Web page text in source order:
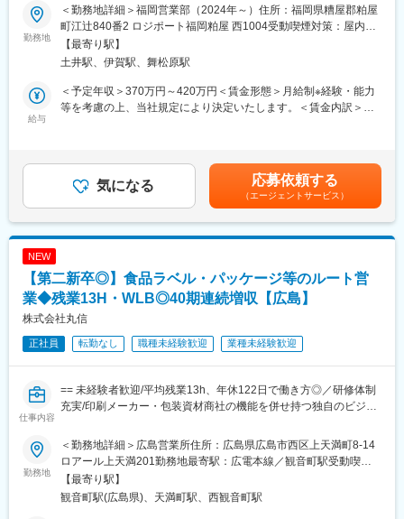
・食品検査、食品衛生サービス
・補助金コンサル
・ブランディング・広報PR支援 など
入社後は、本社にて約1か月半の研修プログラムを実施します。扱
う商材やサービス、業界知識、営業の基本までを基礎から学べる
き、段階的に独り立ちを目指します。未経験からスタートし、第
一線で活躍している社員も多数在籍しています。
◇「食」を支える業界での幅広い知識・スキル
◇多様な商材・サービスの提案力
◇携わった製品が店頭に並ぶやりがい
変更の範囲：会社の定める業務
■業務概要
食品ラベルやパッケージの企画提案、製造、包装資材の販売を主
な事業として全国展開をしている当社にて、営業職としてご活躍
いただきます。
※営業未経験の方も集合研修やOJTにてしっかりサポートいたしま
す。
食品向けの販促シールや飲料用ラベル、お土産品・化粧品などの
パッケージ（紙箱）やギフトボックスを提案します。受注後は社
内のデザイナーや工場スタッフと連携し、製品を形にしていきま
ーパーへ卸販売します。併せて洗剤・アルコール・作業服などの
衛生商材も提案します。
社内の専門スタッフと連携し、課題のヒアリングから提案・受
・商品撮影、動画撮影・編集
・人材採用支援
・食品検査、食品衛生サービス
・補助金コンサル
・ブランディング・広報PR支援 など
勤務地
＜勤務地詳細＞福岡営業部（2024年～）住所：福岡県糟屋郡粕屋
町江辻840番2 ロジポート福岡粕屋 西1004受動喫煙対策：屋内喫
煙可能場所あり変更の範囲：会社の定める事業所（リモートワー
ク含む）
【最寄り駅】
土井駅、伊賀駅、舞松原駅
給与
＜予定年収＞370万円～420万円＜賃金形態＞月給制※経験・能力
等を考慮の上、当社規定により決定いたします。＜賃金内訳＞月
＞237,590円～270,100円（一律手当を含む）＜昇給有無＞有＜残
業手当＞有＜給与補足＞■昇給：年1回(2,000円～8,000円/月 ※ベ
ースアップ込みの過去実績)■賞与：年3回(過去実績3ヶ月分)■年収
例：650万円(35歳、課長代理、配偶者、子2人)賃金はあくまでも
目安の金額であり、選考を通じて上下する可能性があります。月
気になる 応募依頼する
（エージェントサービス）
NEW
【第二新卒◎】食品ラベル・パッケージ等のルート営
業◆残業13H・WLB◎40期連続増収【広島】
株式会社丸信
正社員 転勤なし 職種未経験歓迎 業種未経験歓迎
仕事内容
== 未経験者歓迎/平均残業13h、年休122日で働き方◎／研修体制
充実/印刷メーカー・包装資材商社の機能を併せ持つ独自のビジネ
■業務概要
食品ラベルやパッケージの企画提案、製造、包装資材の販売を主
な事業として全国展開をしている当社にて、営業職としてご活躍
いただきます。
勤務地
＜勤務地詳細＞広島営業所住所：広島県広島市西区上天満町8-14
ロアール上天満201勤務地最寄駅：広電本線／観音町駅受動喫煙
対策：屋内全面禁煙変更の範囲：会社の定める事業所（リモート
ワーク含む）
【最寄り駅】
観音町駅(広島県)、天満町駅、西観音町駅